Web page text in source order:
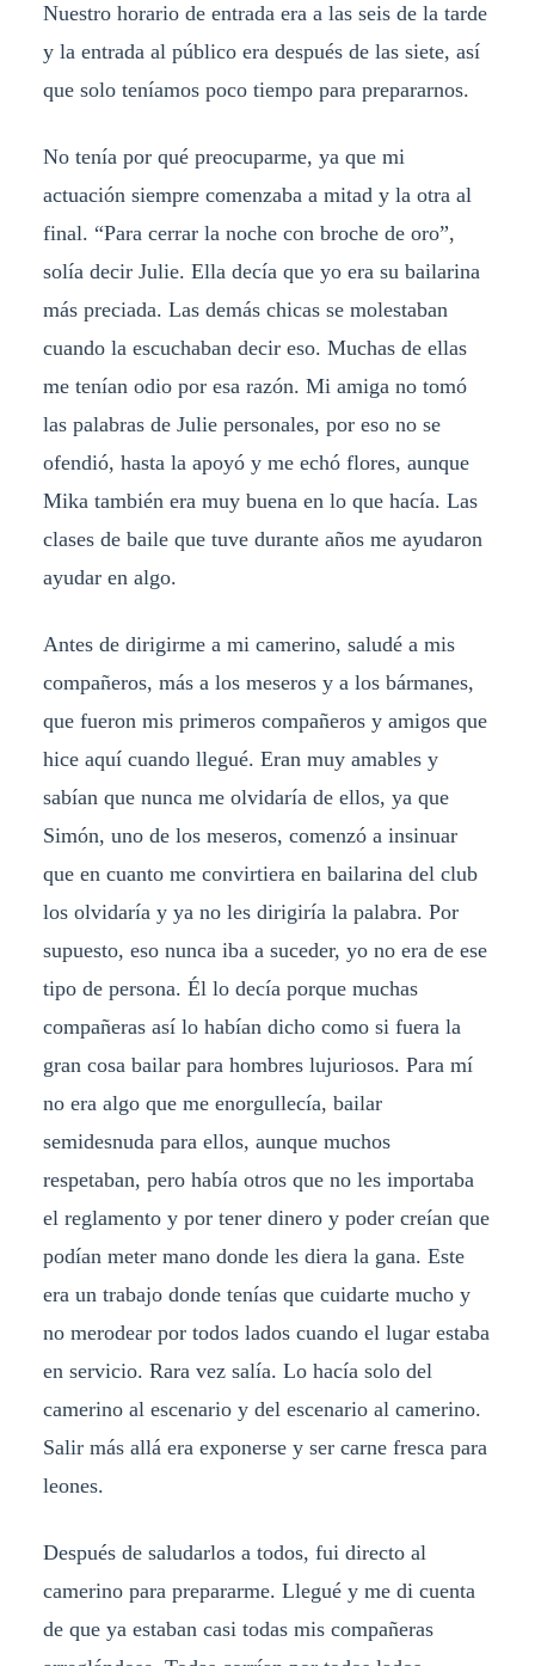
Nuestro horario de entrada era a las seis de la tarde
y la entrada al público era después de las siete, así
que solo teníamos poco tiempo para prepararnos.
No tenía por qué preocuparme, ya que mi
actuación siempre comenzaba a mitad y la otra al
final. “Para cerrar la noche con broche de oro”,
solía decir Julie. Ella decía que yo era su bailarina
más preciada. Las demás chicas se molestaban
cuando la escuchaban decir eso. Muchas de ellas
me tenían odio por esa razón. Mi amiga no tomó
las palabras de Julie personales, por eso no se
ofendió, hasta la apoyó y me echó flores, aunque
Mika también era muy buena en lo que hacía. Las
clases de baile que tuve durante años me ayudaron
ayudar en algo.
Antes de dirigirme a mi camerino, saludé a mis
compañeros, más a los meseros y a los bármanes,
que fueron mis primeros compañeros y amigos que
hice aquí cuando llegué. Eran muy amables y
sabían que nunca me olvidaría de ellos, ya que
Simón, uno de los meseros, comenzó a insinuar
que en cuanto me convirtiera en bailarina del club
los olvidaría y ya no les dirigiría la palabra. Por
supuesto, eso nunca iba a suceder, yo no era de ese
tipo de persona. Él lo decía porque muchas
compañeras así lo habían dicho como si fuera la
gran cosa bailar para hombres lujuriosos. Para mí
no era algo que me enorgullecía, bailar
semidesnuda para ellos, aunque muchos
respetaban, pero había otros que no les importaba
el reglamento y por tener dinero y poder creían que
podían meter mano donde les diera la gana. Este
era un trabajo donde tenías que cuidarte mucho y
no merodear por todos lados cuando el lugar estaba
en servicio. Rara vez salía. Lo hacía solo del
camerino al escenario y del escenario al camerino.
Salir más allá era exponerse y ser carne fresca para
leones.
Después de saludarlos a todos, fui directo al
camerino para prepararme. Llegué y me di cuenta
de que ya estaban casi todas mis compañeras